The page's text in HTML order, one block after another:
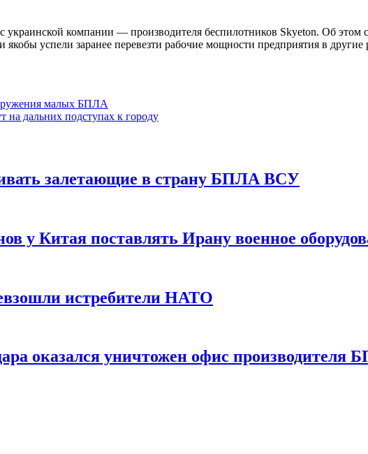
компании — производителя беспилотников Skyeton. Об этом
успели заранее перевезти рабочие мощности предприятия в
малых БПЛА
дальних подступах к городу
залетающие в страну БПЛА ВСУ
у Китая поставлять Ирану военное
истребители НАТО
оказался уничтожен офис производителя